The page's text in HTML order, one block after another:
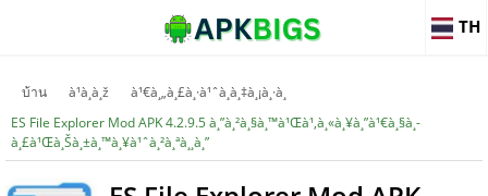
TH
บ้าน à¹à¸­à¸ž
à¹€à¸„à¸£à¸·à¹ˆà¸­à¸‡à¸¡à¸·à¸­
ES File Explorer Mod APK 4.2.9.5 à¸”à¸²à¸§à¸™à¹Œà¹‚à¸«à¸¥à¸”à¹€à¸§à¸­
à¸£à¹Œà¸Šà¸±à¸™à¸¥à¹ˆà¸²à¸ªà¸¸à¸”